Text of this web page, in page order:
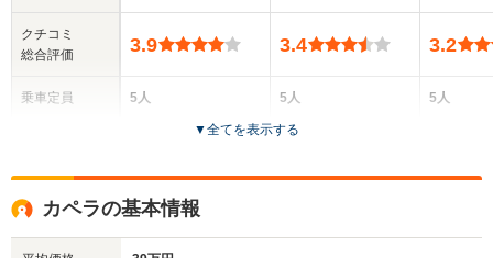
クチコミ
総合評価
乗車定員
3.9
5人
全高
1.36m
3.4
5人
4ドア
3.2
5人
▼全てを表示する
カペラの基本情報